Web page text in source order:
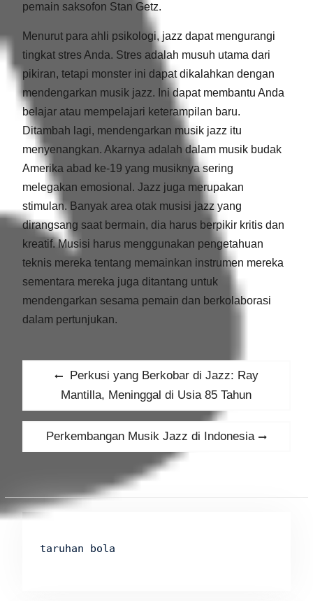
pemain saksofon Stan Getz.
Menurut para ahli psikologi, jazz dapat mengurangi
tingkat stres Anda. Stres adalah musuh utama dari
pikiran, tetapi monster ini dapat dikalahkan dengan
mendengarkan musik jazz. Ini dapat membantu Anda
belajar atau mempelajari keterampilan baru.
Ditambah lagi, mendengarkan musik jazz itu
menyenangkan. Akarnya adalah dalam musik budak
Amerika abad ke-19 yang musiknya sering
melegakan emosional. Jazz juga merupakan
stimulan. Banyak area otak musisi jazz yang
dirangsang saat bermain, dia harus berpikir kritis dan
kreatif. Musisi harus menggunakan pengetahuan
teknis mereka tentang memainkan instrumen mereka
sementara mereka juga ditantang untuk
mendengarkan sesama pemain dan berkolaborasi
dalam pertunjukan.
Post
navigation
Previous
post:
Perkusi yang Berkobar di Jazz: Ray
Mantilla, Meninggal di Usia 85 Tahun
Next
post:
Perkembangan Musik Jazz di Indonesia
taruhan bola